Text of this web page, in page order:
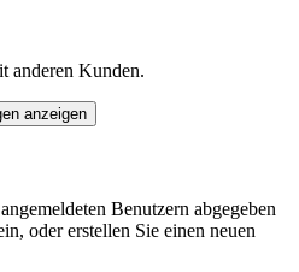
anderen Kunden.
anzeigen
Benutzern abgegeben
oder erstellen Sie einen neuen